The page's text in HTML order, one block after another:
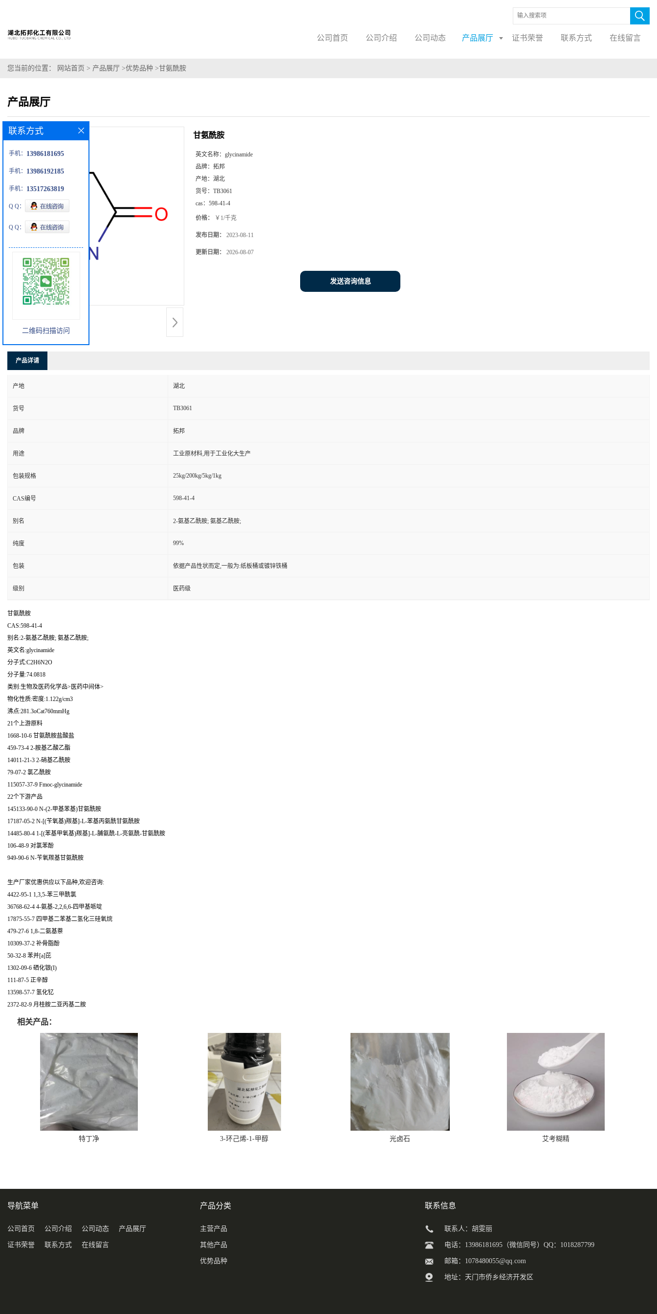
公司首页 公司介绍 公司动态 产品展厅 证书荣誉 联系方式 在线留言
您当前的位置： 网站首页 > 产品展厅 >优势品种 >甘氨酰胺
产品展厅
甘氨酰胺
英文名称： glycinamide
品牌： 拓邦
产地： 湖北
货号： TB3061
cas： 598-41-4
价格： ￥1/千克
发布日期： 2023-08-11
更新日期： 2026-08-07
发送咨询信息
产品详请
产地 湖北
货号 TB3061
品牌 拓邦
用途 工业原材料,用于工业化大生产
包装规格 25kg/200kg/5kg/1kg
CAS编号 598-41-4
别名 2-氨基乙酰胺; 氨基乙酰胺;
纯度 99%
包装 依据产品性状而定,一般为:纸板桶或镀锌铁桶
级别 医药级
甘氨酰胺
CAS:598-41-4
别名:2-氨基乙酰胺; 氨基乙酰胺;
英文名:glycinamide
分子式:C2H6N2O
分子量:74.0818
类别:生物及医药化学品>医药中间体>
物化性质:密度:1.122g/cm3
沸点:281.3oCat760mmHg
21个上游原料
1668-10-6 甘氨酰胺盐酸盐
459-73-4 2-胺基乙酸乙酯
14011-21-3 2-硝基乙酰胺
79-07-2 氯乙酰胺
115057-37-9 Fmoc-glycinamide
22个下游产品
145133-90-0 N-(2-甲基苯基)甘氨酰胺
17187-05-2 N-[(苄氧基)羰基]-L-苯基丙氨酰甘氨酰胺
14485-80-4 1-[(苯基甲氧基)羰基]-L-脯氨酰-L-亮氨酰-甘氨酰胺
106-48-9 对氯苯酚
949-90-6 N-苄氧羰基甘氨酰胺
生产厂家优惠供应以下品种,欢迎咨询:
4422-95-1 1,3,5-苯三甲酰氯
36768-62-4 4-氨基-2,2,6,6-四甲基哌啶
17875-55-7 四甲基二苯基二氢化三硅氧烷
479-27-6 1,8-二氨基萘
10309-37-2 补骨脂酚
50-32-8 苯并[a]芘
1302-09-6 硒化银(I)
111-87-5 正辛醇
13598-57-7 氢化钇
2372-82-9 月桂胺二亚丙基二胺
相关产品：
特丁净 3-环己烯-1-甲醇 光卤石 艾考糊精
联系方式
手机： 13986181695
手机： 13986192185
手机： 13517263819
Q Q：
Q Q：
二维码扫描访问
导航菜单
公司首页 公司介绍 公司动态 产品展厅
证书荣誉 联系方式 在线留言
产品分类
主营产品
其他产品
优势品种
联系信息
联系人：胡雯丽
电话：13986181695（微信同号）QQ：1018287799
邮箱： 1078480055@qq.com
地址：天门市侨乡经济开发区